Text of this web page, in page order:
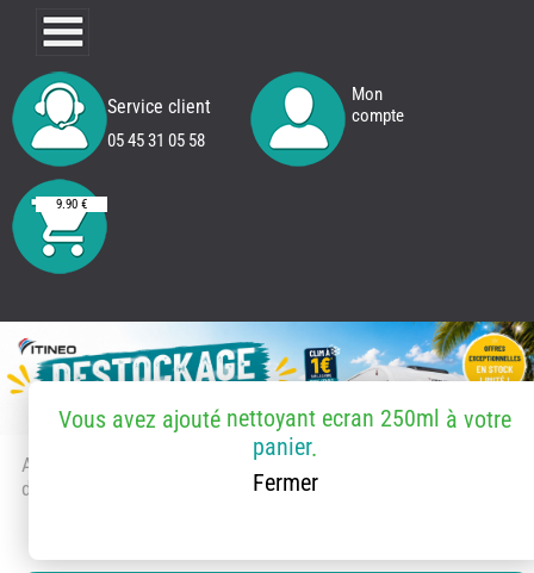
Service client
05 45 31 05 58
Mon
compte
9.90 €
Accueil
> Accessoires et pièces
détachées
Vous avez ajouté nettoyant ecran 250ml à votre
panier.
Fermer